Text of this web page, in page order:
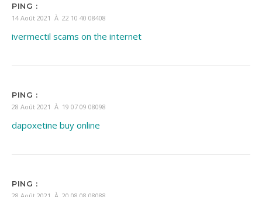
PING :
14 Août 2021 À 22 10 40 08408
ivermectil scams on the internet
PING :
28 Août 2021 À 19 07 09 08098
dapoxetine buy online
PING :